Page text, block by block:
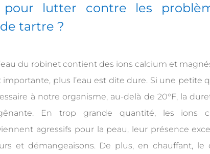
pour lutter contre les
tartre ?
du robinet contient des ions calcium et
importante, plus l’eau est dite dure. Si une petite
à notre organisme, au-delà de 20°F, la
En trop grande quantité, les ions
agressifs pour la peau, leur présence
et démangeaisons. De plus, en chauffant, le